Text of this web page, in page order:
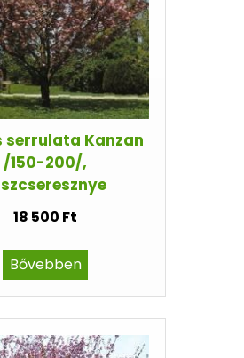
serrulata Kanzan
/150-200/,
18 500 Ft
Bővebben